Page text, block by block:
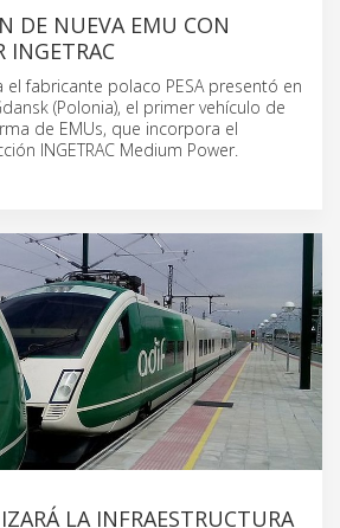
DE NUEVA EMU CON
INGETRAC
el fabricante polaco PESA presentó en
(Polonia), el primer vehículo de
de EMUs, que incorpora el
INGETRAC Medium Power.
LA INFRAESTRUCTURA